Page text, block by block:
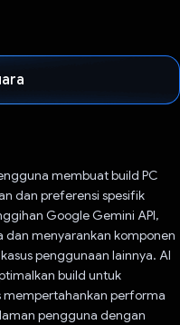
membuat build PC
dan preferensi spesifik
Google Gemini API,
dan menyarankan komponen
penggunaan lainnya. AI
build untuk
mempertahankan performa
pengguna dengan